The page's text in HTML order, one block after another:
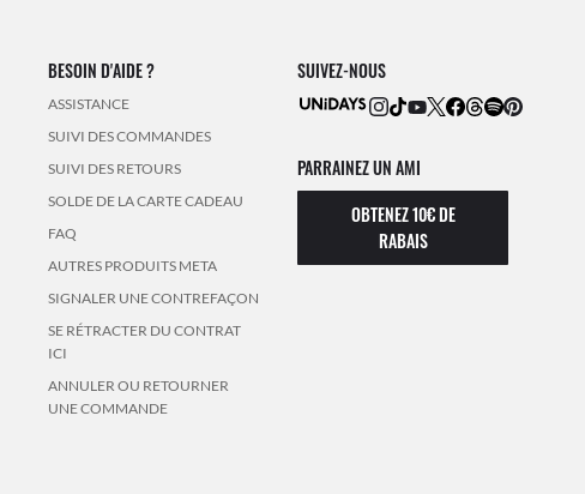
BESOIN D'AIDE ?
ASSISTANCE
SUIVI DES COMMANDES
SUIVI DES RETOURS
SOLDE DE LA CARTE CADEAU
FAQ
AUTRES PRODUITS META
SIGNALER UNE CONTREFAÇON
SE RÉTRACTER DU CONTRAT
ICI
ANNULER OU RETOURNER
UNE COMMANDE
SUIVEZ-NOUS
PARRAINEZ UN AMI
OBTENEZ 10€ DE
RABAIS